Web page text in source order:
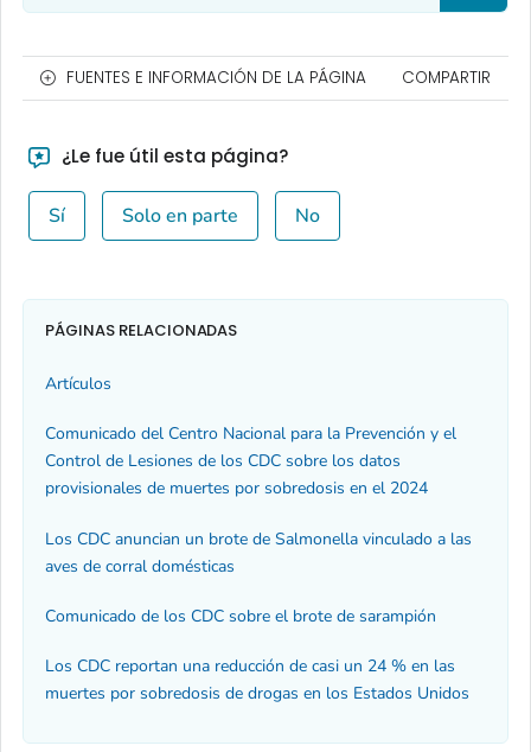
FUENTES E INFORMACIÓN DE LA PÁGINA COMPARTIR
¿Le fue útil esta página?
Sí Solo en parte No
PÁGINAS RELACIONADAS
Artículos
Comunicado del Centro Nacional para la Prevención y el
Control de Lesiones de los CDC sobre los datos
provisionales de muertes por sobredosis en el 2024
Los CDC anuncian un brote de Salmonella vinculado a las
aves de corral domésticas
Comunicado de los CDC sobre el brote de sarampión
Los CDC reportan una reducción de casi un 24 % en las
muertes por sobredosis de drogas en los Estados Unidos